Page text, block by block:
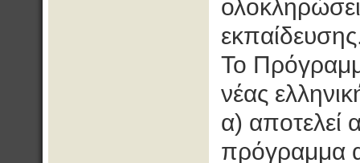
Το
νέας
α) αποτελεί
πρόγραμμα